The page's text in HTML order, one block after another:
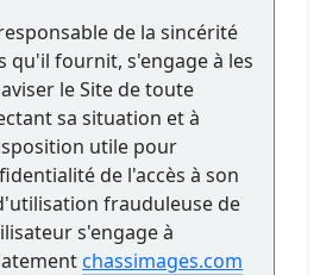
de la sincérité
qu'il fournit, s'engage à les
le Site de toute
sa situation et à
utile pour
de l'accès à son
frauduleuse de
s'engage à
chassimages.com